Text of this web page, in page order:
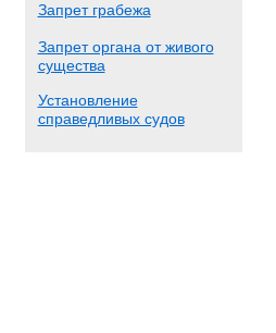
Запрет грабежа
Запрет органа от живого
существа
Установление
справедливых судов